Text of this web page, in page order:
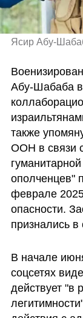
Ясир Абу-
Абу-Шабаба в
также
ООН в связи
ополченцев"
феврале
опасности.
признались в
В начале
соцсетях
действует "в